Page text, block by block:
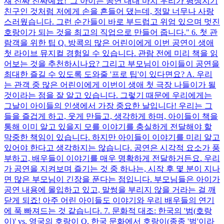
친구인 것처럼 저에게 손을 흔들어 댔는데, 정말 너무나 사랑
스러웠습니다. 그런 순간들이 바로 부드럽고 위엄 있으며 멋진
호랑이가 되는 것을 최고의 직업으로 만들어 줍니다." 6. 첫 관
람객을 위한 팁 Q. 방콕의 많은 어린이에게 이번 공연이 생애
첫 라이브 뮤지컬 경험일 수 있습니다. 관람 전에 미리 책을 읽
어보는 것을 추천하시나요? 그리고 부모님이 아이들이 공연을
최대한 즐길 수 있도록 도와줄 '프로 팁'이 있다면요? A. 우리
는 관객 중 많은 어린이에게 이번이 생애 첫 극장 나들이가 될
것이라는 점을 잘 알고 있습니다. 그렇기 때문에 우리에게는
그날이 아이들의 인생에서 가장 중요한 날입니다! 우리는 그
들을 즐겁게 하고, 웃게 만들고, 생각하게 하며, 아이들이 책을
통해 이미 알고 있을지 모를 이야기를 충실하게 전달해야 할
막중한 책임이 있습니다. 하지만 아이들이 이야기를 미리 알고
있어야 한다고 생각하지는 않습니다. 공연은 시각적 요소가 풍
부하고, 배우들이 이야기를 매우 명확하게 전달하거든요. 우리
가 공연을 지켜보며 즐기는 것 중 하나는, 시작 후 몇 분이 지나
면 많은 부모님이 긴장을 푼다는 점입니다. 부모님들은 아이가
공연 내용에 몰입하고 있고, 말썽을 부리지 않을 거라는 걸 깨
닫게 되죠! 아주 어린 아이들도 이야기와 우리 배우들의 연기
에 푹 빠져드는 것 같습니다. 7. 문화적 대조: 한국의 '범(호랑
이)' vs. 영국의 호랑이 Q. 한국 문화에서 호랑이(종종 '범'이라